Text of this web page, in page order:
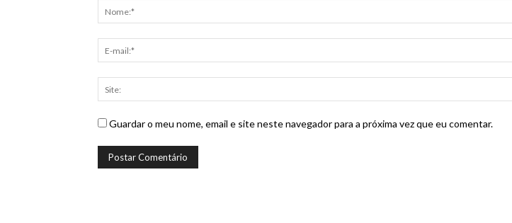
Guardar o meu nome, email e site neste navegador para a próxima vez que eu comentar.